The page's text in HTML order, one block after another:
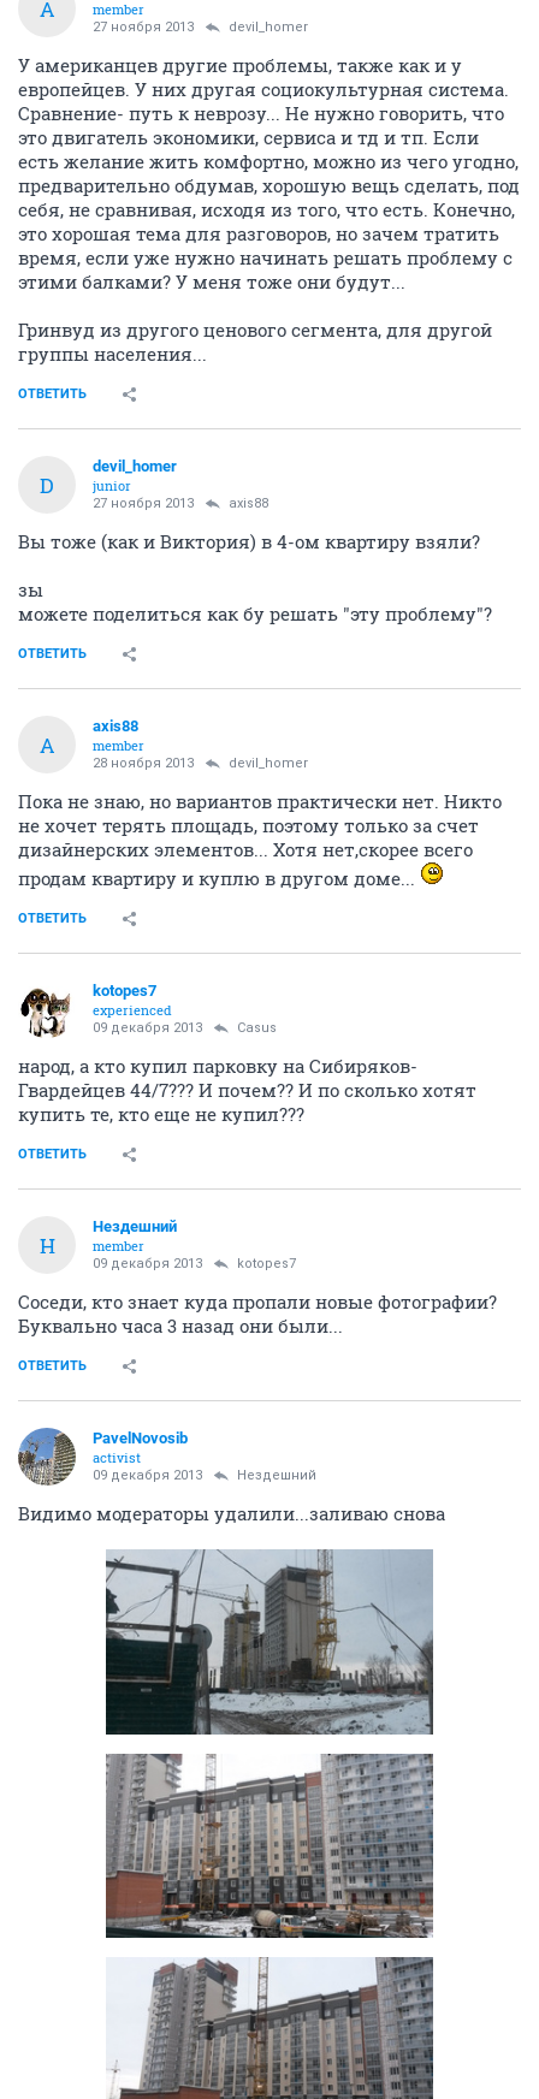
A member
27 ноября 2013 devil_homer
У американцев другие проблемы, также как и у
европейцев. У них другая социокультурная система.
Сравнение- путь к неврозу... Не нужно говорить, что
это двигатель экономики, сервиса и тд и тп. Если
есть желание жить комфортно, можно из чего угодно,
предварительно обдумав, хорошую вещь сделать, под
себя, не сравнивая, исходя из того, что есть. Конечно,
это хорошая тема для разговоров, но зачем тратить
время, если уже нужно начинать решать проблему с
этими балками? У меня тоже они будут...
Гринвуд из другого ценового сегмента, для другой
группы населения...
ОТВЕТИТЬ
D
devil_homer
junior
27 ноября 2013 axis88
Вы тоже (как и Виктория) в 4-ом квартиру взяли?
зы
можете поделиться как бу решать "эту проблему"?
ОТВЕТИТЬ
A
axis88
member
28 ноября 2013 devil_homer
Пока не знаю, но вариантов практически нет. Никто
не хочет терять площадь, поэтому только за счет
дизайнерских элементов... Хотя нет,скорее всего
продам квартиру и куплю в другом доме...
ОТВЕТИТЬ
kotopes7
experienced
09 декабря 2013 Casus
народ, а кто купил парковку на Сибиряков-
Гвардейцев 44/7??? И почем?? И по сколько хотят
купить те, кто еще не купил???
ОТВЕТИТЬ
Н
Нездешний
member
09 декабря 2013 kotopes7
Соседи, кто знает куда пропали новые фотографии?
Буквально часа 3 назад они были...
ОТВЕТИТЬ
PavelNovosib
activist
09 декабря 2013 Нездешний
Видимо модераторы удалили...заливаю снова